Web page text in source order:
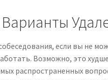
если вы не
Возможно, это
распространенных